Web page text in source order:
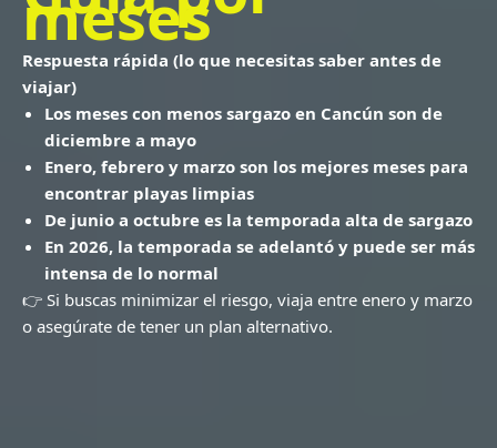
meses
Respuesta rápida (lo que necesitas saber antes de
viajar)
Los meses con menos sargazo en Cancún son de
diciembre a mayo
Enero, febrero y marzo son los mejores meses para
encontrar playas limpias
De junio a octubre es la temporada alta de sargazo
En 2026, la temporada se adelantó y puede ser más
intensa de lo normal
👉 Si buscas minimizar el riesgo, viaja entre enero y marzo
o asegúrate de tener un plan alternativo.